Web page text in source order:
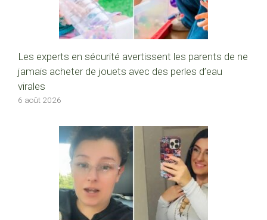
Les experts en sécurité avertissent les parents de ne
jamais acheter de jouets avec des perles d’eau
virales
6 août 2026